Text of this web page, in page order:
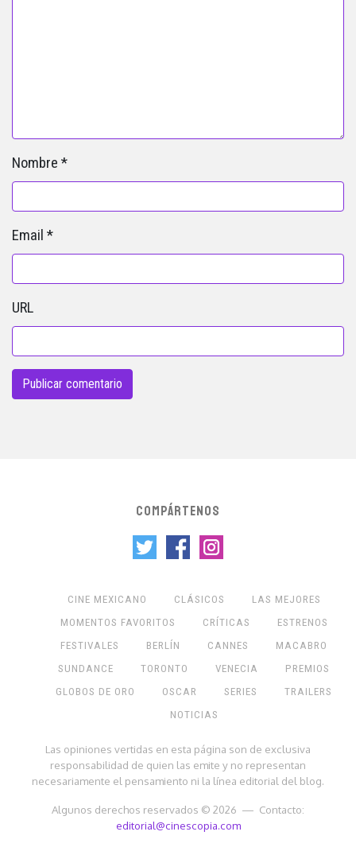
Nombre *
Email *
URL
COMPÁRTENOS
CINE MEXICANO CLÁSICOS
LAS MEJORES
MOMENTOS FAVORITOS
CRÍTICAS
ESTRENOS
FESTIVALES
BERLÍN CANNES
MACABRO
SUNDANCE
TORONTO VENECIA
PREMIOS
GLOBOS DE ORO
OSCAR SERIES
TRAILERS
NOTICIAS
Las opiniones vertidas en esta página son de exclusiva
responsabilidad de quien las emite y no representan
necesariamente el pensamiento ni la línea editorial del blog.
Algunos derechos reservados © 2026 — Contacto:
editorial@cinescopia.com